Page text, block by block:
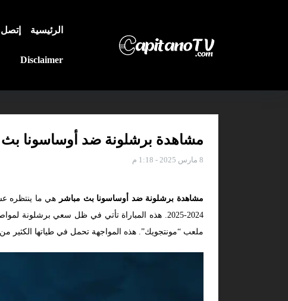
الرئيسية إتصل
Disclaimer
مشاهدة برشلونة ضد أوساسونا بث
8 مارس 2025 - 1:18 م
مشاهدة برشلونة ضد أوساسونا بث مباشر هي ما ينتظره
2024-2025. هذه المباراة تأتي في ظل سعي
ملعب “مونتجويك”. هذه المواجهة تحمل في طياتها الكثير